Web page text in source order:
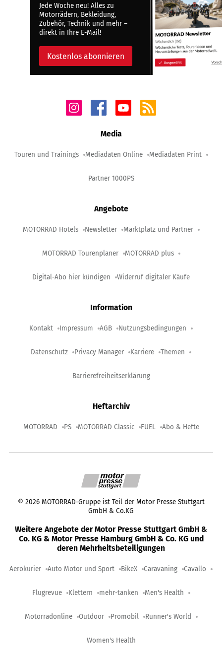
Jede Woche neu! Alles zu
Motorrädern, Bekleidung,
Zubehör, Technik und mehr –
direkt in Ihre E-Mail!
Kostenlos abonnieren
Media
Touren und Trainings Mediadaten Online Mediadaten Print
Partner 1000PS
Angebote
MOTORRAD Hotels Newsletter Marktplatz und Partner
MOTORRAD Tourenplaner MOTORRAD plus
Digital-Abo hier kündigen Widerruf digitaler Käufe
Information
Kontakt Impressum AGB Nutzungsbedingungen
Datenschutz Privacy Manager Karriere Themen
Barrierefreiheitserklärung
Heftarchiv
MOTORRAD PS MOTORRAD Classic FUEL Abo & Hefte
© 2026 MOTORRAD-Gruppe ist Teil der Motor Presse Stuttgart
GmbH & Co.KG
Weitere Angebote der Motor Presse Stuttgart GmbH &
Co. KG & Motor Presse Hamburg GmbH & Co. KG und
deren Mehrheitsbeteiligungen
Aerokurier Auto Motor und Sport BikeX Caravaning Cavallo
Flugrevue Klettern mehr-tanken Men's Health
Motorradonline Outdoor Promobil Runner's World
Women's Health